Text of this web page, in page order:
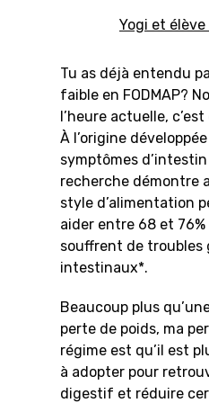
Yogi et
Tu as déjà entendu
faible en FODMAP?
l’heure actuelle,
À l’origine
symptômes
recherche démontre
style d’alimentation
aider entre 68 et
souffrent de troubles
intestinaux*.
Beaucoup plus
perte de poids, ma
régime est qu’il est
à adopter pour
digestif et réduire